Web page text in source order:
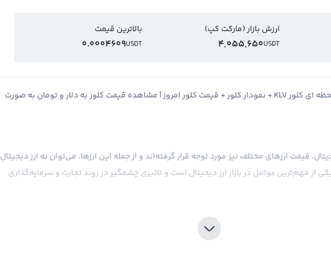
ارزش بازار (مارکت کپ)
USDT
4,055,650
بالاترین قیمت
USDT
0.0004609
قیمت کلور Klever + قیمت لحظه ای کلور KLV + نمودار کلور + قیمت کلور امروز | مشاهده قیمت کلور به دلار و تومان به صورت
قیمت ارزهای مختلف نیز مورد توجه قرار گرفته‌اند و از جمله این ارزها، می‌توان به ارز دیجیتال
از مهم‌ترین عوامل در بازار ارز دیجیتال است و تاثیری چشمگیر در روند تجارت و سرمایه‌گذاری
و همچنین کسب درآمد در این فضا بسیار مناسب و موثر است و قیمت آن بین دوطرف خریدار و